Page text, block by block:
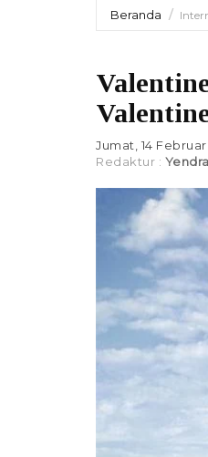
Beranda
Jumat, 14
Redaktur : Yendra